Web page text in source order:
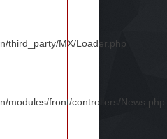
third_party/MX/Loader.php
modules/front/controllers/News.php